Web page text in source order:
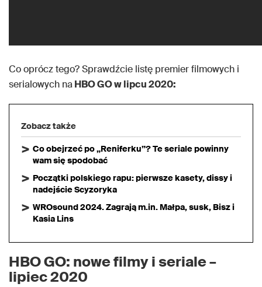
Co oprócz tego? Sprawdźcie listę premier filmowych i
serialowych naHBO GO w lipcu 2020:
Zobacz także
Co obejrzeć po „Reniferku”? Te seriale powinny
wam się spodobać
Początki polskiego rapu: pierwsze kasety, dissy i
nadejście Scyzoryka
WROsound 2024. Zagrają m.in. Małpa, susk, Bisz i
Kasia Lins
HBO GO: nowe filmy i seriale –
lipiec 2020